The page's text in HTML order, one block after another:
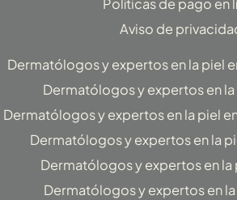
f
Aviso de
Dermatólogos y expertos en la piel
Dermatólogos y expertos en la
Dermatólogos y expertos en la piel
Dermatólogos y expertos en la
Dermatólogos y expertos en la
Dermatólogos y expertos en la